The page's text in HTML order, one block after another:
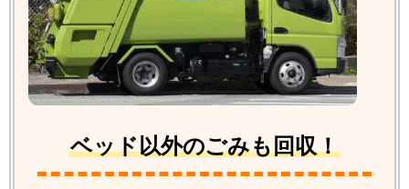
ベッド以外のごみも回収！